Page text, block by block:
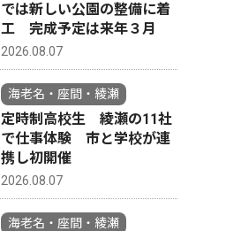
では新しい公園の整備に着
工 完成予定は来年３月
2026.08.07
海老名・座間・綾瀬
定時制高校生 綾瀬の11社
で仕事体験 市と学校が連
携し初開催
2026.08.07
海老名・座間・綾瀬